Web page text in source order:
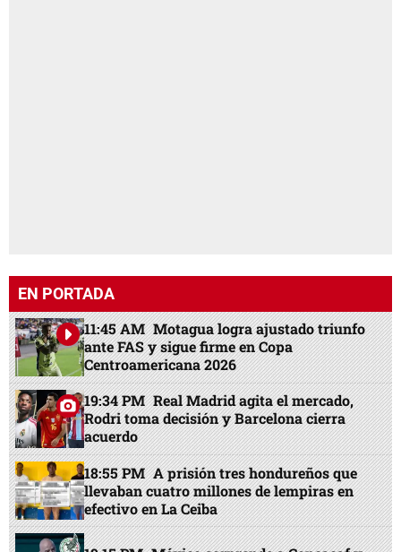
EN PORTADA
11:45 AM Motagua logra ajustado triunfo
ante FAS y sigue firme en Copa
Centroamericana 2026
19:34 PM Real Madrid agita el mercado,
Rodri toma decisión y Barcelona cierra
acuerdo
18:55 PM A prisión tres hondureños que
llevaban cuatro millones de lempiras en
efectivo en La Ceiba